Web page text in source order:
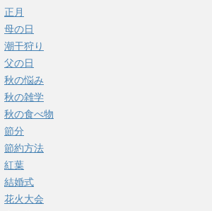
正月
母の日
潮干狩り
父の日
秋の悩み
秋の雑学
秋の食べ物
節分
節約方法
紅葉
結婚式
花火大会